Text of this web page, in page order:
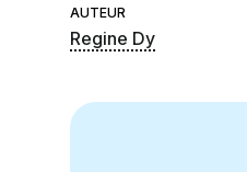
AUTEUR
Regine Dy